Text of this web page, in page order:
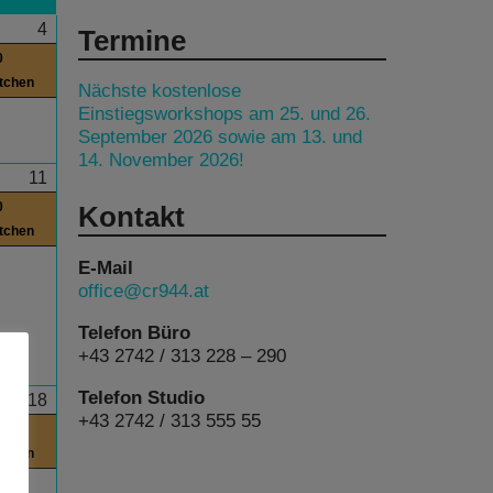
4
11
18
Termine
Nächste kostenlose
Einstiegsworkshops am 25. und 26.
September 2026 sowie am 13. und
14. November 2026!
Kontakt
E-Mail
office@cr944.at
Telefon Büro
+43 2742 / 313 228 – 290
Telefon Studio
+43 2742 / 313 555 55